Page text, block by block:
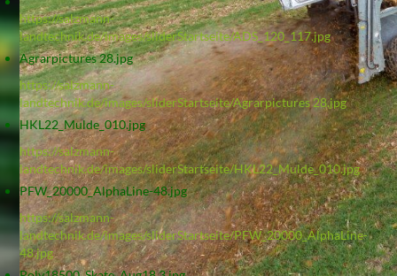
https://salzmann-
landtechnik.de/images/sliderStartseite/ADS_120_117.jpg
Agrarpictures 28.jpg
https://salzmann-
landtechnik.de/images/sliderStartseite/Agrarpictures 28.jpg
HKL22_Mulde_010.jpg
https://salzmann-
landtechnik.de/images/sliderStartseite/HKL22_Mulde_010.jpg
PFW_20000_AlphaLine-48.jpg
https://salzmann-
landtechnik.de/images/sliderStartseite/PFW_20000_AlphaLine-
48.jpg